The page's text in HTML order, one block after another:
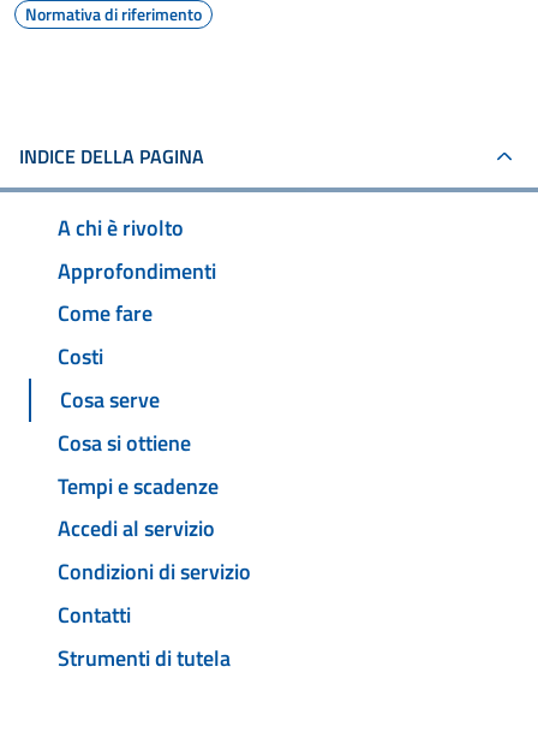
Normativa di riferimento
INDICE DELLA PAGINA
A chi è rivolto
Approfondimenti
Come fare
Costi
Cosa serve
Cosa si ottiene
Tempi e scadenze
Accedi al servizio
Condizioni di servizio
Contatti
Strumenti di tutela